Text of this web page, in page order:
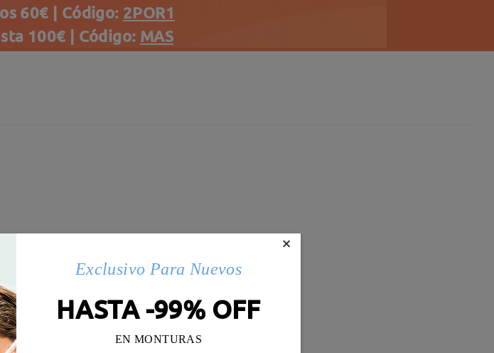
60€ | Código: 2POR1
100€ | Código: MAS
×
Exclusivo Para Nuevos
HASTA -99% OFF
EN MONTURAS